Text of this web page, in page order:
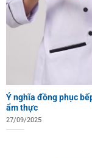
Ý nghĩa đồng phục
ẩm thực
27/09/2025